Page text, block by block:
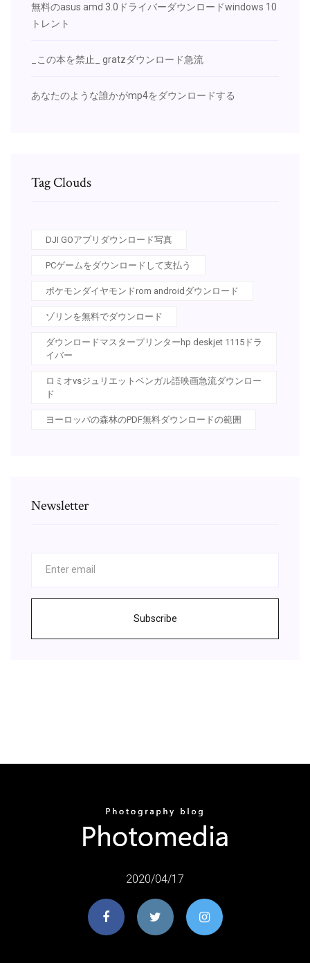
無料のasus amd 3.0ドライバーダウンロードwindows 10
トレント
_この本を禁止_ gratzダウンロード急流
あなたのような誰かがmp4をダウンロードする
Tag Clouds
DJI GOアプリダウンロード写真
PCゲームをダウンロードして支払う
ポケモンダイヤモンドrom androidダウンロード
ゾリンを無料でダウンロード
ダウンロードマスタープリンターhp deskjet 1115ドラ
イバー
ロミオvsジュリエットベンガル語映画急流ダウンロー
ド
ヨーロッパの森林のPDF無料ダウンロードの範囲
Newsletter
Subscribe
2020/04/17